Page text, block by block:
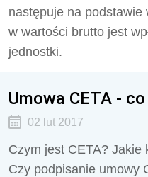
następuje na podstawie
w wartości brutto jest
jednostki.
Umowa CETA -
02 lut 2017
Czym jest CETA? Jakie
Czy podpisanie umowy